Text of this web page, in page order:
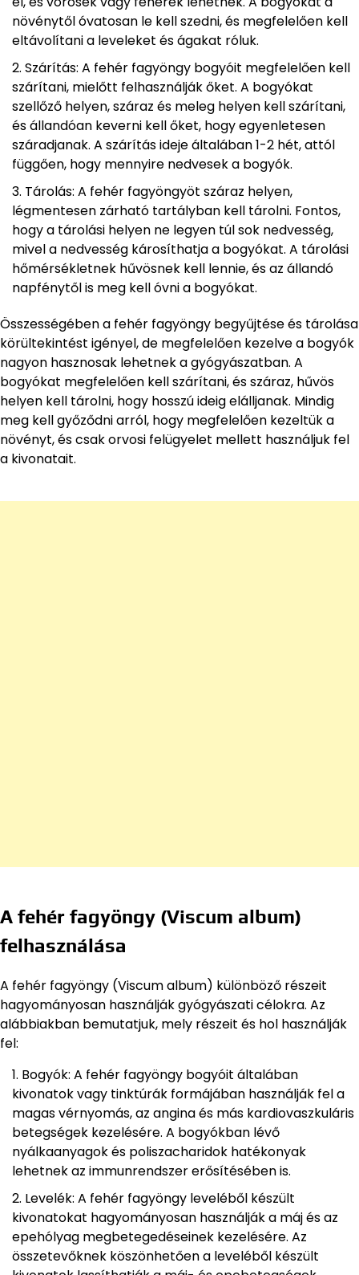
növénytől óvatosan le kell szedni, és megfelelően kell
eltávolítani a leveleket és ágakat róluk.
Szárítás: A fehér fagyöngy bogyóit megfelelően kell
szárítani, mielőtt felhasználják őket. A bogyókat
szellőző helyen, száraz és meleg helyen kell szárítani,
és állandóan keverni kell őket, hogy egyenletesen
száradjanak. A szárítás ideje általában 1-2 hét, attól
függően, hogy mennyire nedvesek a bogyók.
Tárolás: A fehér fagyöngyöt száraz helyen,
légmentesen zárható tartályban kell tárolni. Fontos,
hogy a tárolási helyen ne legyen túl sok nedvesség,
mivel a nedvesség károsíthatja a bogyókat. A tárolási
hőmérsékletnek hűvösnek kell lennie, és az állandó
napfénytől is meg kell óvni a bogyókat.
Összességében a fehér fagyöngy begyűjtése és tárolása
körültekintést igényel, de megfelelően kezelve a bogyók
nagyon hasznosak lehetnek a gyógyászatban. A
bogyókat megfelelően kell szárítani, és száraz, hűvös
helyen kell tárolni, hogy hosszú ideig elálljanak. Mindig
meg kell győződni arról, hogy megfelelően kezeltük a
növényt, és csak orvosi felügyelet mellett használjuk fel
a kivonatait.
A fehér fagyöngy (Viscum album)
felhasználása
A fehér fagyöngy (Viscum album) különböző részeit
hagyományosan használják gyógyászati célokra. Az
alábbiakban bemutatjuk, mely részeit és hol használják
fel:
Bogyók: A fehér fagyöngy bogyóit általában
kivonatok vagy tinktúrák formájában használják fel a
magas vérnyomás, az angina és más kardiovaszkuláris
betegségek kezelésére. A bogyókban lévő
nyálkaanyagok és poliszacharidok hatékonyak
lehetnek az immunrendszer erősítésében is.
Levelék: A fehér fagyöngy leveléből készült
kivonatokat hagyományosan használják a máj és az
epehólyag megbetegedéseinek kezelésére. Az
összetevőknek köszönhetően a leveléből készült